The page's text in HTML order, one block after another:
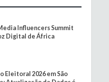
Influencers Summit
Digital de África
Eleitoral 2026 em São